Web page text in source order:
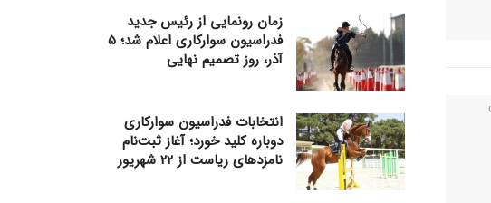
زمان رونمایی از رئیس جدید
فدراسیون سوارکاری اعلام شد؛ ۵
آذر، روز تصمیم نهایی
انتخابات فدراسیون سوارکاری
دوباره کلید خورد؛ آغاز ثبت‌نام
نامزدهای ریاست از ۲۲ شهریور